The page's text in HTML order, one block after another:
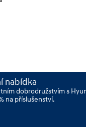
nabídka
dobrodružstvím s
na příslušenství.